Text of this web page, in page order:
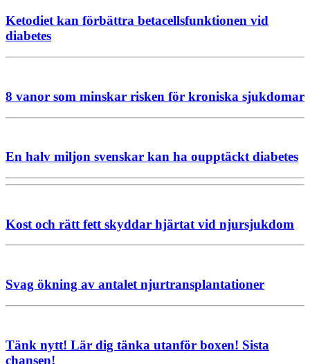
Ketodiet kan förbättra betacellsfunktionen vid
diabetes
8 vanor som minskar risken för kroniska sjukdomar
En halv miljon svenskar kan ha oupptäckt diabetes
Kost och rätt fett skyddar hjärtat vid njursjukdom
Svag ökning av antalet njurtransplantationer
Tänk nytt! Lär dig tänka utanför boxen! Sista
chansen!